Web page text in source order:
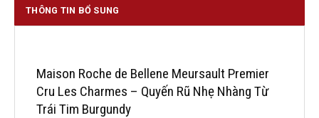
THÔNG TIN BỔ SUNG
Maison Roche de Bellene Meursault Premier
Cru Les Charmes – Quyến Rũ Nhẹ Nhàng Từ
Trái Tim Burgundy